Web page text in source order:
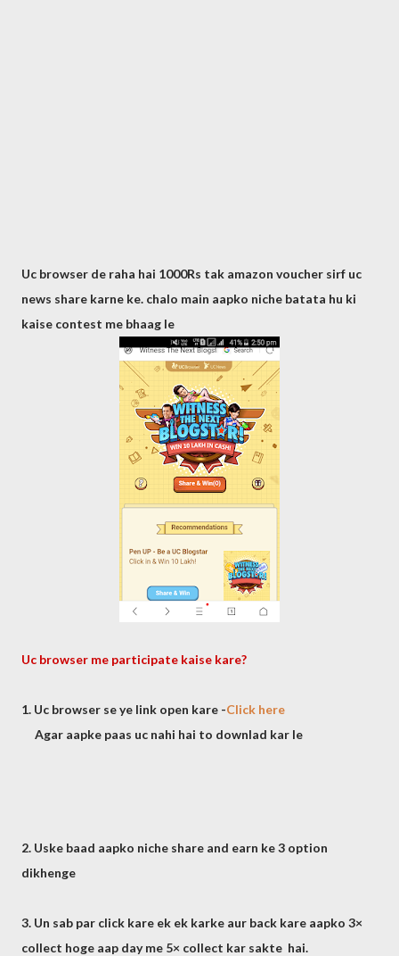
Uc browser de raha hai 1000Rs tak amazon voucher sirf uc
news share karne ke. chalo main aapko niche batata hu ki
kaise contest me bhaag le
Uc browser me participate kaise kare?
1. Uc browser se ye link open kare -Click here
Agar aapke paas uc nahi hai to downlad kar le
2. Uske baad aapko niche share and earn ke 3 option
dikhenge
3. Un sab par click kare ek ek karke aur back kare aapko 3×
collect hoge aap day me 5× collect kar sakte hai.